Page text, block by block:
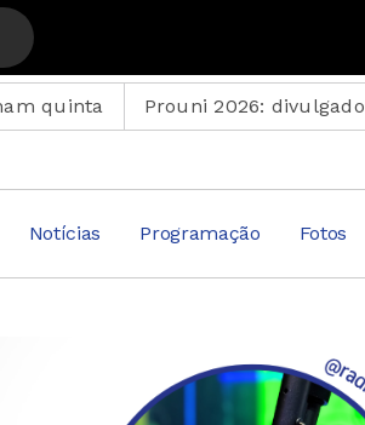
com Suplemento Musical
Prouni 2026: divulgado resultado
Notícias Programação Fotos